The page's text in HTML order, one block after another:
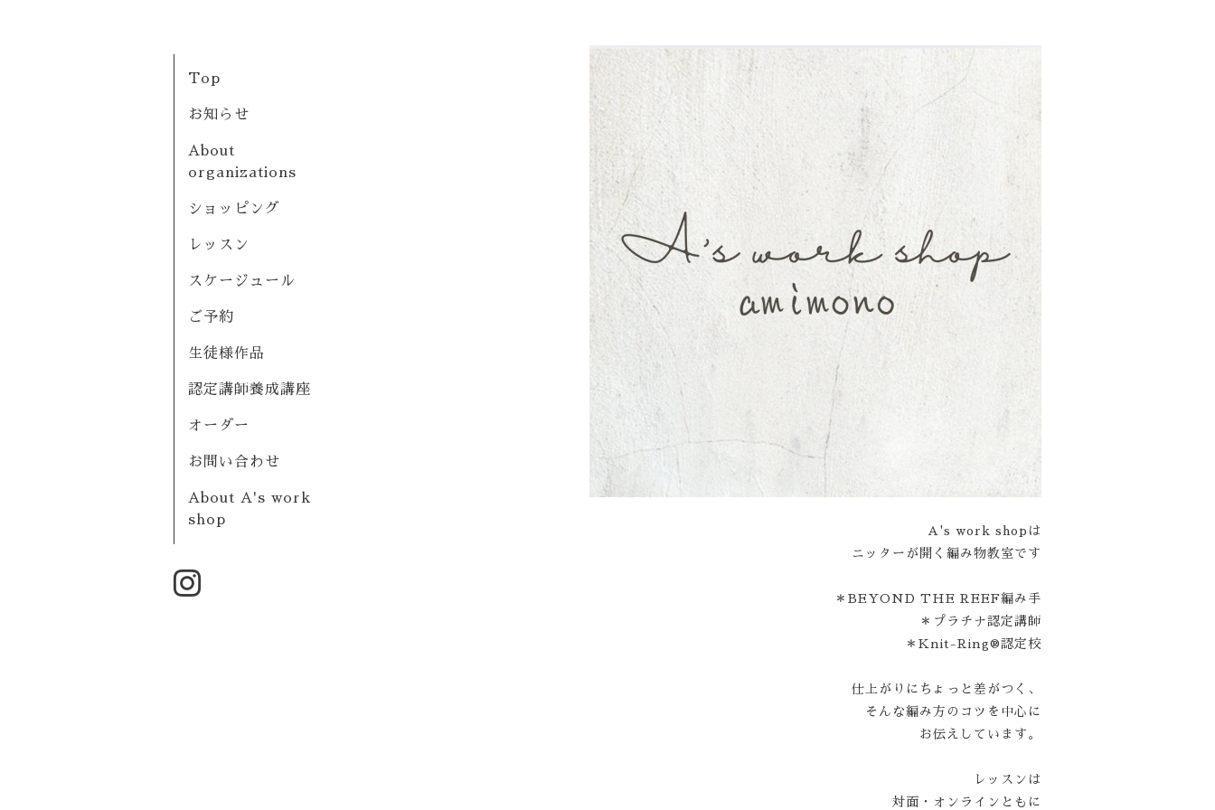
A's work shopは
ニッターが開く編み物教室です
＊BEYOND THE REEF編み手
＊プラチナ認定講師
＊Knit-Ring®認定校
仕上がりにちょっと差がつく、
そんな編み方のコツを中心に
お伝えしています。
レッスンは
対面・オンラインともに
Top
お知らせ
About
organizations
ショッピング
レッスン
スケージュール
ご予約
生徒様作品
認定講師養成講座
オーダー
お問い合わせ
About A's work
shop